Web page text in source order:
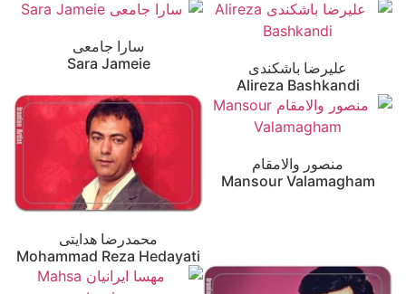
علیرضا باشکندی
Alireza Bashkandi
سارا جامعی
Sara Jameie
منصور والامقام
Mansour Valamagham
محمدرضا هدایتی
Mohammad Reza Hedayati